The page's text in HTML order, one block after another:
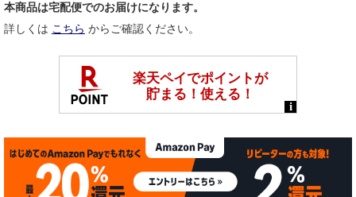
本商品は宅配便でのお届けになります。
詳しくは こちら からご確認ください。